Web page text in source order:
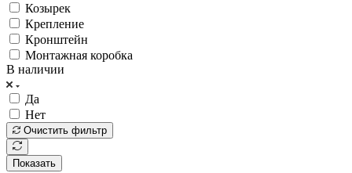
Козырек
Крепление
Кронштейн
Монтажная коробка
В наличии
Да
Нет
Очистить фильтр
Показать